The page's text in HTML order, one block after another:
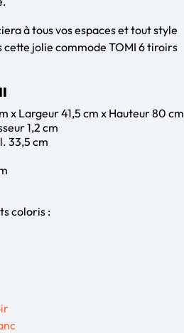
à tous vos espaces et tout style
jolie commode TOMI 6 tiroirs
x Largeur 41,5 cm x Hauteur 80 cm
1,2 cm
33,5 cm
coloris :